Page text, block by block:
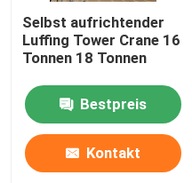
Selbst aufrichtender
Luffing Tower Crane 16
Tonnen 18 Tonnen
Bestpreis
Kontakt